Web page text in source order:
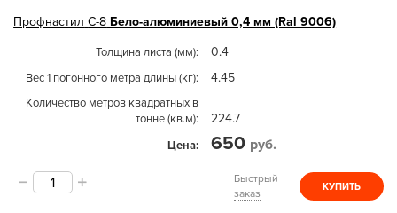
Профнастил С-8 Бело-алюминиевый 0,4 мм (Ral 9006)
Толщина листа (мм) 0.4
Вес 1 погонного метра длины (кг) 4.45
Количество метров квадратных в
тонне (кв.м)
224.7
Цена 650 руб.
Быстрый
заказ
КУПИТЬ